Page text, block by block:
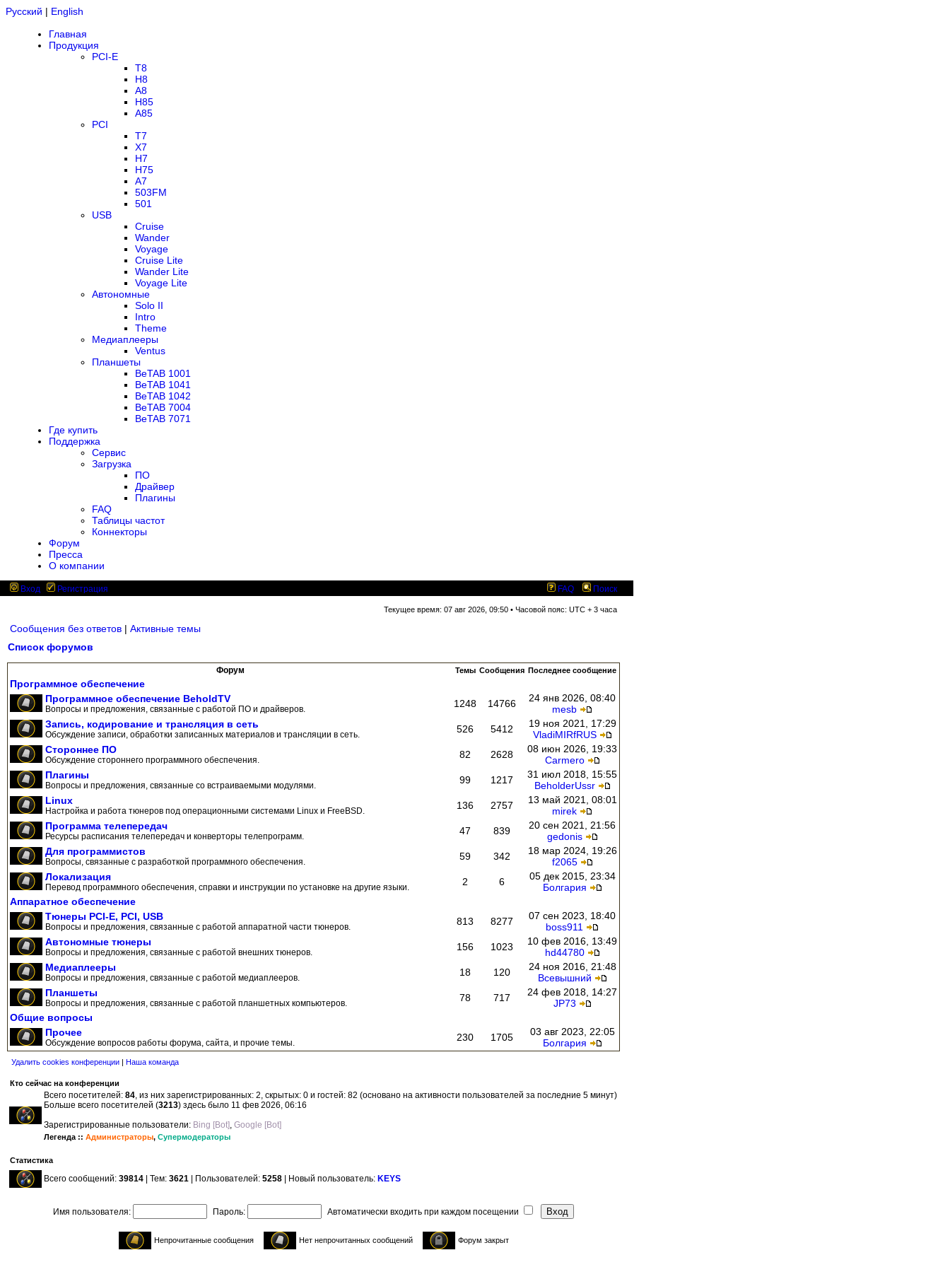
Русский | English
Главная
Продукция
PCI-E
T8
H8
A8
H85
A85
PCI
T7
X7
H7
H75
A7
503FM
501
USB
Cruise
Wander
Voyage
Cruise Lite
Wander Lite
Voyage Lite
Автономные
Solo II
Intro
Theme
Медиаплееры
Ventus
Планшеты
BeTAB 1001
BeTAB 1041
BeTAB 1042
BeTAB 7004
BeTAB 7071
Где купить
Поддержка
Сервис
Загрузка
ПО
Драйвер
Плагины
FAQ
Таблицы частот
Коннекторы
Форум
Пресса
О компании
Вход Регистрация FAQ Поиск
Текущее время: 07 авг 2026, 09:50 • Часовой пояс: UTC + 3 часа
Сообщения без ответов | Активные темы
Список форумов
Форум Темы Сообщения Последнее сообщение
Программное обеспечение
Программное обеспечение BeholdTV
Вопросы и предложения, связанные с работой ПО и драйверов. 1248 14766
24 янв 2026, 08:40
mesb
Запись, кодирование и трансляция в сеть
Обсуждение записи, обработки записанных материалов и трансляции в сеть. 526 5412
19 ноя 2021, 17:29
VladiMIRfRUS
Стороннее ПО
Обсуждение стороннего программного обеспечения. 82 2628
08 июн 2026, 19:33
Carmero
Плагины
Вопросы и предложения, связанные со встраиваемыми модулями. 99 1217
31 июл 2018, 15:55
BeholderUssr
Linux
Настройка и работа тюнеров под операционными системами Linux и FreeBSD. 136 2757
13 май 2021, 08:01
mirek
Программа телепередач
Ресурсы расписания телепередач и конверторы телепрограмм. 47 839
20 сен 2021, 21:56
gedonis
Для программистов
Вопросы, связанные с разработкой программного обеспечения. 59 342
18 мар 2024, 19:26
f2065
Локализация
Перевод программного обеспечения, справки и инструкции по установке на другие языки. 2 6
05 дек 2015, 23:34
Болгария
Аппаратное обеспечение
Тюнеры PCI-E, PCI, USB
Вопросы и предложения, связанные с работой аппаратной части тюнеров. 813 8277
07 сен 2023, 18:40
boss911
Автономные тюнеры
Вопросы и предложения, связанные с работой внешних тюнеров. 156 1023
10 фев 2016, 13:49
hd44780
Медиаплееры
Вопросы и предложения, связанные с работой медиаплееров. 18 120
24 ноя 2016, 21:48
Всевышний
Планшеты
Вопросы и предложения, связанные с работой планшетных компьютеров. 78 717
24 фев 2018, 14:27
JP73
Общие вопросы
Прочее
Обсуждение вопросов работы форума, сайта, и прочие темы. 230 1705
03 авг 2023, 22:05
Болгария
Удалить cookies конференции | Наша команда
Кто сейчас на конференции
Всего посетителей: 84, из них зарегистрированных: 2, скрытых: 0 и гостей: 82 (основано на активности пользователей за последние 5 минут)
Больше всего посетителей (3213) здесь было 11 фев 2026, 06:16
Зарегистрированные пользователи: Bing [Bot], Google [Bot]
Легенда :: Администраторы, Супермодераторы
Статистика
Всего сообщений: 39814 | Тем: 3621 | Пользователей: 5258 | Новый пользователь: KEYS
Имя пользователя: Пароль: Автоматически входить при каждом посещении
Непрочитанные сообщения Нет непрочитанных сообщений Форум закрыт